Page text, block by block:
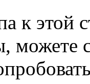
к
можете